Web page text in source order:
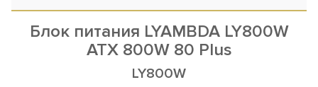
Блок питания LYAMBDA LY800W
ATX 800W 80 Plus
LY800W